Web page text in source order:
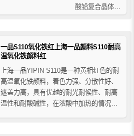
酸铅复合晶体复
艳，着色力强、
点，主要用于塑
料、涂料、油墨
和橡胶制品的着
色等。
一品S110氧化铁红上海一品颜料S110耐高
温氧化铁颜料红
上海一品YIPIN S110是一种黄相红色的耐
高温氧化铁颜料，着色力强、分散性好、
遮盖力高，具有优越的耐光耐候性、耐高
温性和耐酸碱性，在浓酸中加热的情况下